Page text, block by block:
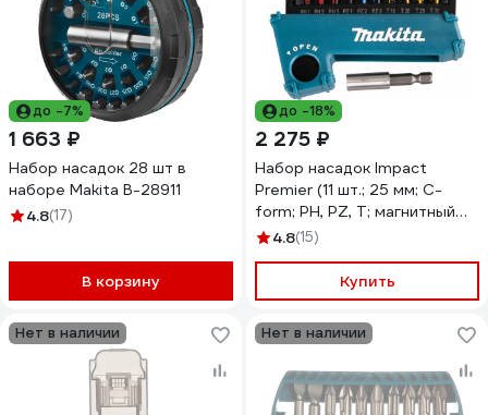
до -7%
1 663 ₽
Набор насадок 28 шт в
наборе Makita B-28911
4.8(17)
В корзину
до -18%
2 275 ₽
Набор насадок Impact
Premier (11 шт.; 25 мм; C-
form; PH, PZ, T; магнитный
держатель) Makita E-03567
4.8(15)
Купить
Нет в наличии Нет в наличии